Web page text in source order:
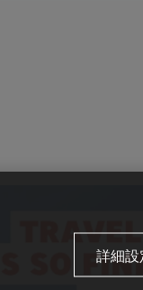
詳細設